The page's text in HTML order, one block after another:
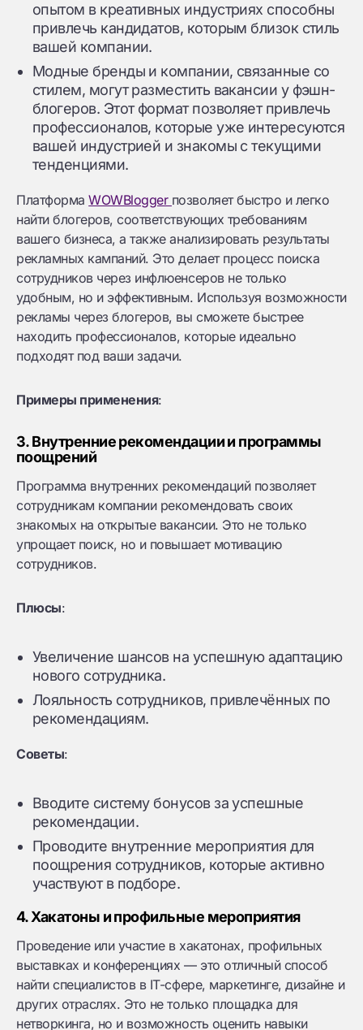
опытом в креативных индустриях способны
привлечь кандидатов, которым близок стиль
вашей компании.
Модные бренды и компании, связанные со
стилем, могут разместить вакансии у фэшн-
блогеров. Этот формат позволяет привлечь
профессионалов, которые уже интересуются
вашей индустрией и знакомы с текущими
тенденциями.
ПлатформаWOWBlogger позволяет быстро и легко
найти блогеров, соответствующих требованиям
вашего бизнеса, а также анализировать результаты
рекламных кампаний. Это делает процесс поиска
сотрудников через инфлюенсеров не только
удобным, но и эффективным. Используя возможности
рекламы через блогеров, вы сможете быстрее
находить профессионалов, которые идеально
подходят под ваши задачи.
Примеры применения:
3. Внутренние рекомендации и программы
поощрений
Программа внутренних рекомендаций позволяет
сотрудникам компании рекомендовать своих
знакомых на открытые вакансии. Это не только
упрощает поиск, но и повышает мотивацию
сотрудников.
Плюсы:
Увеличение шансов на успешную адаптацию
нового сотрудника.
Лояльность сотрудников, привлечённых по
рекомендациям.
Советы:
Вводите систему бонусов за успешные
рекомендации.
Проводите внутренние мероприятия для
поощрения сотрудников, которые активно
участвуют в подборе.
4. Хакатоны и профильные мероприятия
Проведение или участие в хакатонах, профильных
выставках и конференциях — это отличный способ
найти специалистов в IT-сфере, маркетинге, дизайне и
других отраслях. Это не только площадка для
нетворкинга, но и возможность оценить навыки